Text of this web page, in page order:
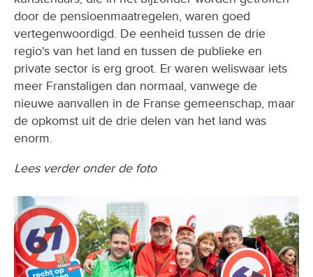
door de pensioenmaatregelen, waren goed
vertegenwoordigd. De eenheid tussen de drie
regio's van het land en tussen de publieke en
private sector is erg groot. Er waren weliswaar iets
meer Franstaligen dan normaal, vanwege de
nieuwe aanvallen in de Franse gemeenschap, maar
de opkomst uit de drie delen van het land was
enorm. 
Lees verder onder de foto